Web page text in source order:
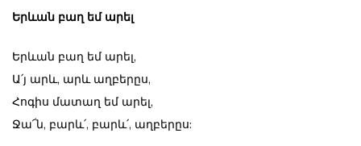
Երևան բաղ եմ արել
Երևան բաղ եմ արել,
Ա՛յ արև, արև աղբերըս,
Հոգիս մատաղ եմ արել,
Ջա՜ն, բարև՛, բարև՛, աղբերըս: